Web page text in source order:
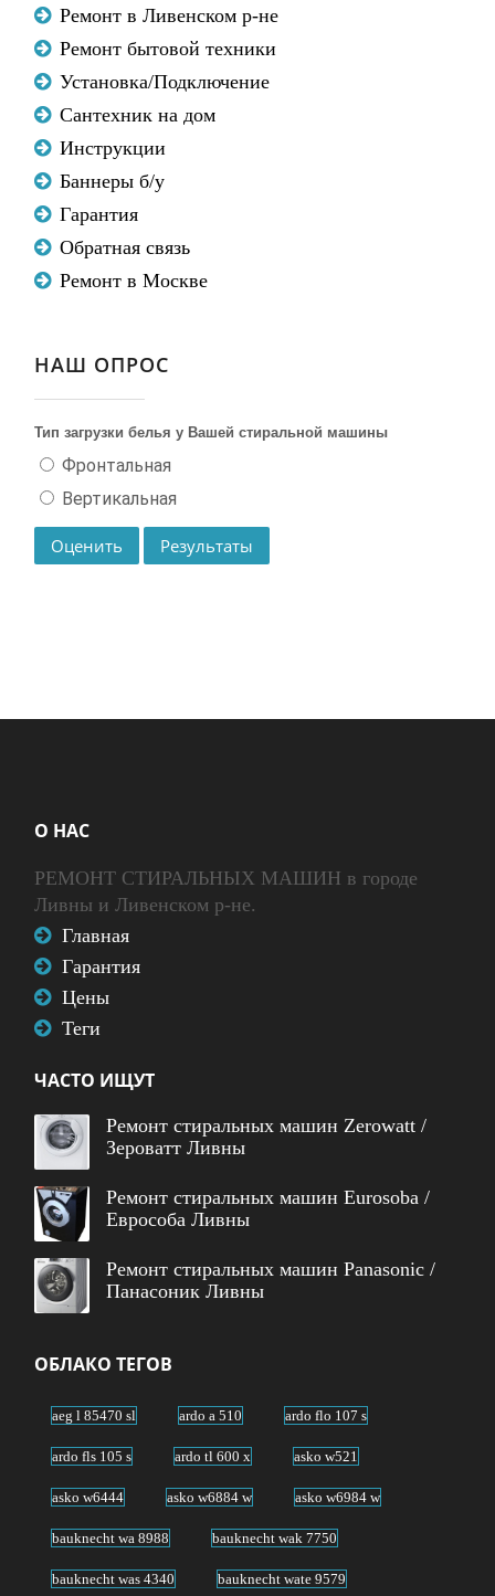
Ремонт в Ливенском р-не
Ремонт бытовой техники
Установка/Подключение
Сантехник на дом
Инструкции
Баннеры б/у
Гарантия
Обратная связь
Ремонт в Москве
НАШ ОПРОС
Тип загрузки белья у Вашей стиральной машины
Фронтальная
Вертикальная
О НАС
РЕМОНТ СТИРАЛЬНЫХ МАШИН в городе
Ливны и Ливенском р-не.
Главная
Гарантия
Цены
Теги
ЧАСТО ИЩУТ
Ремонт стиральных машин Zerowatt /
Зероватт Ливны
Ремонт стиральных машин Eurosoba /
Еврособа Ливны
Ремонт стиральных машин Panasonic /
Панасоник Ливны
ОБЛАКО ТЕГОВ
aeg l 85470 sl ardo a 510 ardo flo 107 s
ardo fls 105 s ardo tl 600 x asko w521
asko w6444 asko w6884 w asko w6984 w
bauknecht wa 8988 bauknecht wak 7750
bauknecht was 4340 bauknecht wate 9579